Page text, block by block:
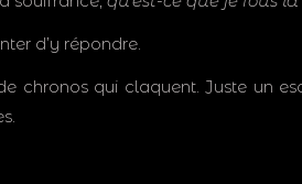
d’y répondre.
chronos qui claquent. Juste un